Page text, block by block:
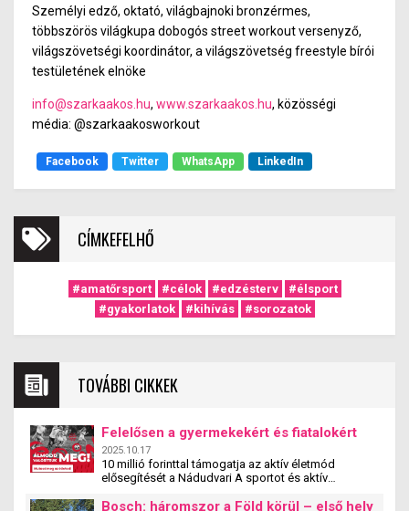
Személyi edző, oktató, világbajnoki bronzérmes,
többszörös világkupa dobogós street workout versenyző,
világszövetségi koordinátor, a világszövetség freestyle bírói
testületének elnöke
info@szarkaakos.hu, www.szarkaakos.hu, közösségi
média: @szarkaakosworkout
Facebook Twitter WhatsApp LinkedIn
CÍMKEFELHŐ
#amatőrsport #célok #edzésterv
#élsport
#gyakorlatok
#kihívás #sorozatok
TOVÁBBI CIKKEK
Felelősen a gyermekekért és fiatalokért
2025.10.17
10 millió forinttal támogatja az aktív életmód
elősegítését a Nádudvari A sportot és aktív
iskolák szakmai tevékenységét támogatja a
Bosch: háromszor a Föld körül – első hely